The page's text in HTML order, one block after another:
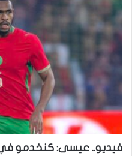
فيديو.. عيسى: كنخدمو في